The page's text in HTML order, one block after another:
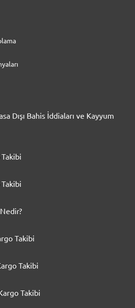
Dışı Bahis İddiaları ve Kayyum
Takibi
Takibi
Takibi